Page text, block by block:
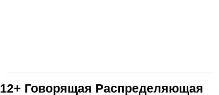
12+ Говорящая Распределяющая